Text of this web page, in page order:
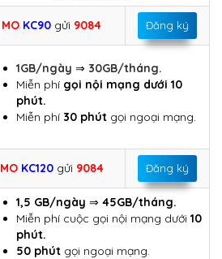
MO KC90 gửi 9084 Đăng ký
1GB/ngày ⇒ 30GB/tháng.
Miễn phí gọi nội mạng dưới 10
phút.
Miễn phí 30 phút gọi ngoại mạng.
MO KC120 gửi 9084 Đăng ký
1,5 GB/ngày ⇒ 45GB/tháng.
Miễn phí cuộc gọi nội mạng dưới 10
phút.
50 phút gọi ngoại mạng.